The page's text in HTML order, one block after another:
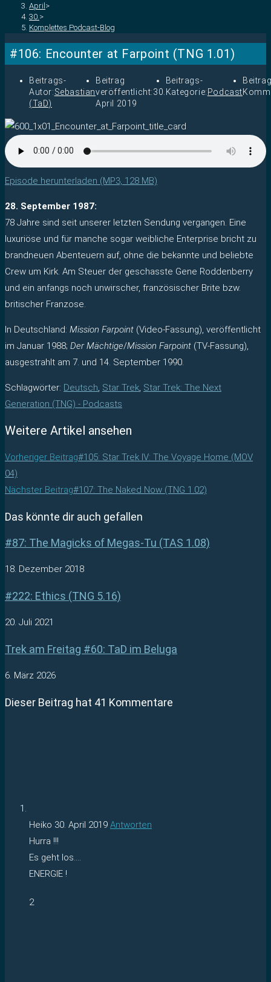
April>
30. >
Komplettes Podcast-Blog
#106: Encounter at Farpoint (TNG 1.01)
Beitrags-
Autor:Sebastian
(TaD)
Beitrag
veröffentlicht:30.
April 2019
Beitrags-
Kategorie: Podcast
Episode herunterladen (MP3, 128 MB)
28. September 1987:
78 Jahre sind seit unserer letzten Sendung vergangen. Eine
luxuriöse und für manche sogar weibliche Enterprise bricht zu
brandneuen Abenteuern auf, ohne die bekannte und beliebte
Crew um Kirk. Am Steuer der geschasste Gene Roddenberry
und ein anfangs noch unwirscher, französischer Brite bzw.
britischer Franzose.
In Deutschland: Mission Farpoint (Video-Fassung), veröffentlicht
im Januar 1988; Der Mächtige/Mission Farpoint (TV-Fassung),
ausgestrahlt am 7. und 14. September 1990.
Schlagwörter: Deutsch, Star Trek, Star Trek: The Next
Generation (TNG) - Podcasts
Weitere Artikel ansehen
Vorheriger Beitrag#105: Star Trek IV: The Voyage Home (MOV
04)
Nächster Beitrag#107: The Naked Now (TNG 1.02)
Das könnte dir auch gefallen
#87: The Magicks of Megas-Tu (TAS 1.08)
18. Dezember 2018
#222: Ethics (TNG 5.16)
20. Juli 2021
Trek am Freitag #60: TaD im Beluga
6. März 2026
Dieser Beitrag hat 41 Kommentare
Heiko 30. April 2019 Antworten
Hurra !!!
Es geht los….
ENERGIE !
2